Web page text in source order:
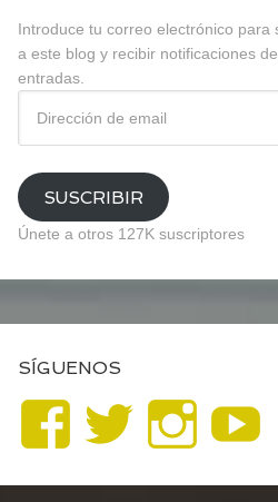
Introduce tu correo electrónico para
a este blog y recibir notificaciones
entradas.
email
SUSCRIBIR
Únete a otros 127K suscriptores
SÍGUENOS
Ver
perfil
Ver
perfil
Ver